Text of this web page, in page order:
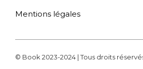
Mentions légales
© Book 2023-2024 | Tous droits